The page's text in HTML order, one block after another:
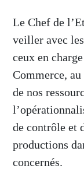
Le Chef de
veiller avec
ceux en
Commerce,
de nos
de contrôle et
productions
concernés.